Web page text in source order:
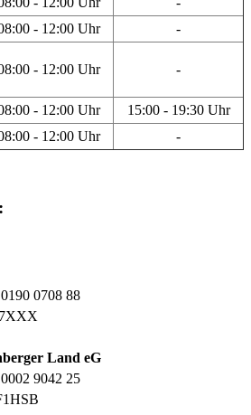
- 12:00 Uhr -
- 12:00 Uhr -
- 12:00 Uhr
15:00 - 19:30 Uhr
- 12:00 Uhr -
0708 88
Land eG
9042 25